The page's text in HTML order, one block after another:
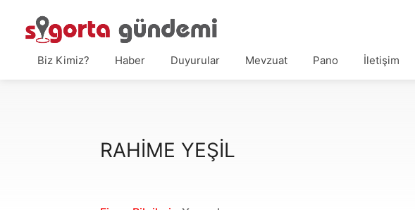
Biz Kimiz? Haber Duyurular Mevzuat Pano İletişim
RAHİME YEŞİL